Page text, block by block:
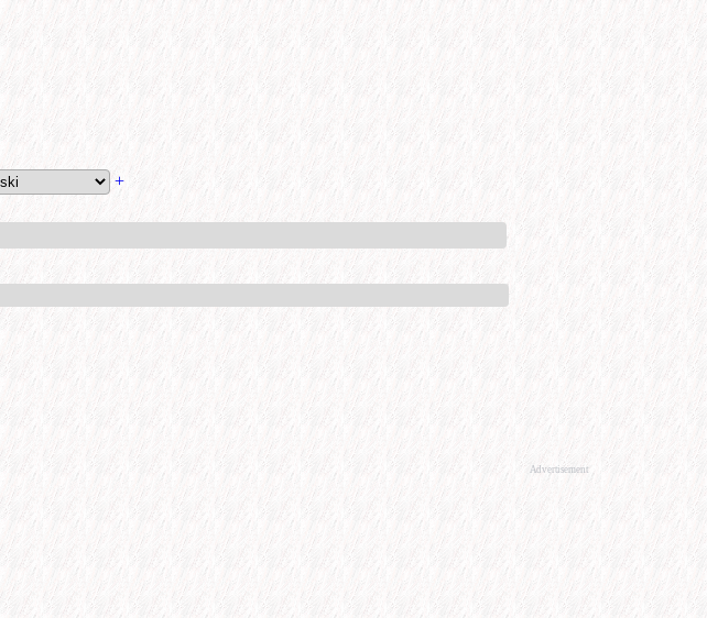
+
Advertisement